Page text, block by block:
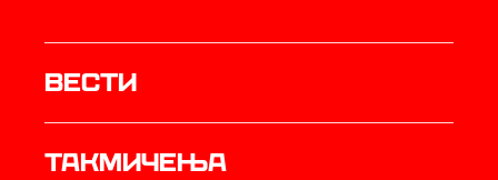
Вести
Такмичења